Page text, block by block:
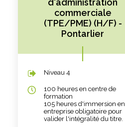
d'administration
commerciale
(TPE/PME) (H/F) -
Pontarlier
Niveau 4
100 heures en centre de
formation
105 heures d'immersion en
entreprise obligatoire pour
valider l'intégralité du titre.